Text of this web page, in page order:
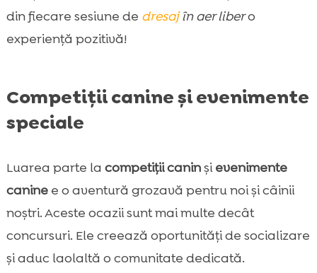
din fiecare sesiune de dresajîn aer libero
experiență pozitivă!
Competiții canine și evenimente
speciale
Luarea parte la competiții caninșievenimente
caninee o aventură grozavă pentru noi și câinii
noștri. Aceste ocazii sunt mai multe decât
concursuri. Ele creează oportunități de socializare
și aduc laolaltă o comunitate dedicată.